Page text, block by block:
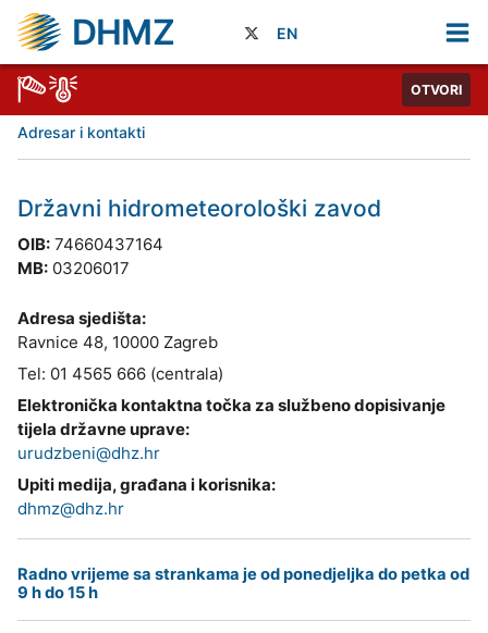
DHMZ EN
OTVORI
Adresar i kontakti
Državni hidrometeorološki zavod
OIB: 74660437164
MB: 03206017
Adresa sjedišta:
Ravnice 48, 10000 Zagreb
Tel: 01 4565 666 (centrala)
Elektronička kontaktna točka za službeno dopisivanje
tijela državne uprave:
urudzbeni@dhz.hr
Upiti medija, građana i korisnika:
dhmz@dhz.hr
Radno vrijeme sa strankama je od ponedjeljka do petka od
9 h do 15 h